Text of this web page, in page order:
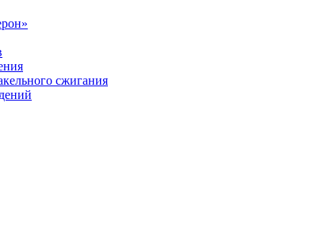
сжигания